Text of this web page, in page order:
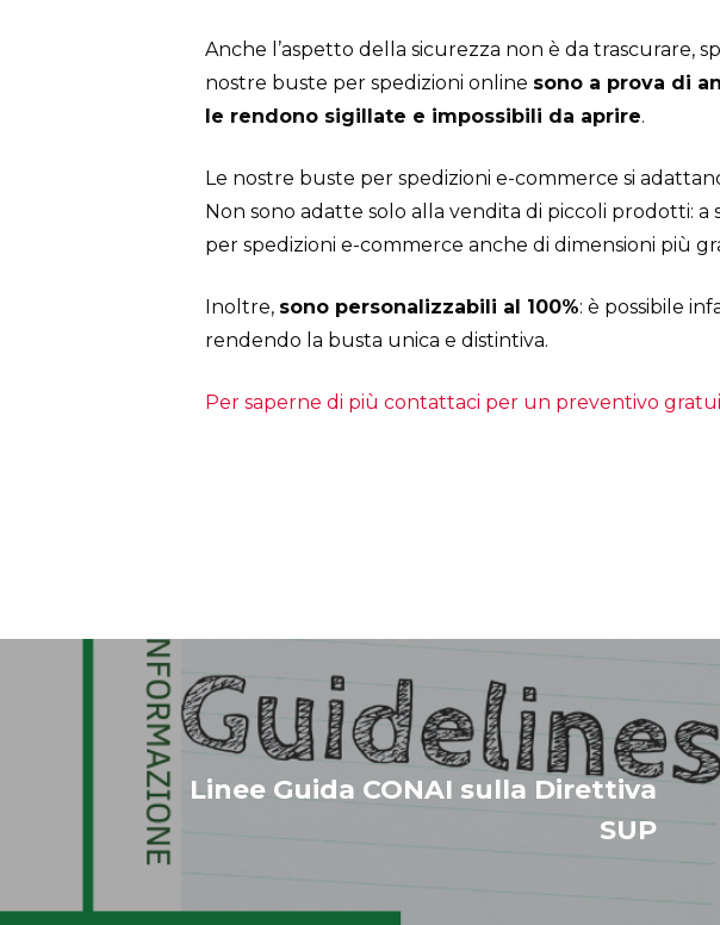
Anche l’aspetto della sicurezza non è da trascurare,
nostre buste per spedizioni online sono a prova di
le rendono sigillate e impossibili da aprire.
Le nostre buste per spedizioni e-commerce si
Non sono adatte solo alla vendita di piccoli prodotti:
per spedizioni e-commerce anche di dimensioni più
Inoltre, sono personalizzabili al 100%: è possibile
rendendo la busta unica e distintiva.
Per saperne di più contattaci per un preventivo
Linee Guida CONAI sulla Direttiva
SUP